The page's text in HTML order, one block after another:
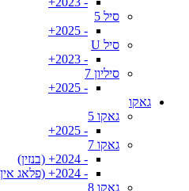
סיל 5
- 2025+
סיל U
- 2023+
סיליון 7
- 2025+
גאקו
גאקו 5
- 2025+
גאקו 7
- 2024+ (בנזין)
- 2024+ (פלאג אין)
גאקו 8